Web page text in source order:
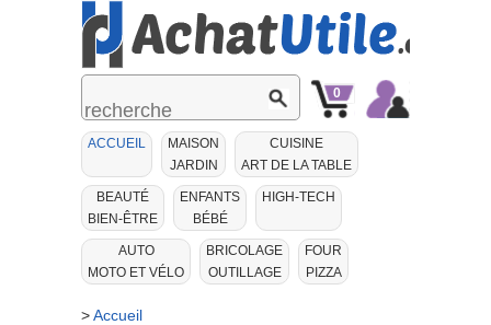
0
Mon
Panier
ACCUEIL
MAISON
JARDIN
CUISINE
ART DE LA TABLE
BEAUTÉ
BIEN-ÊTRE
ENFANTS
BÉBÉ
HIGH-TECH
AUTO
MOTO ET VÉLO
BRICOLAGE
OUTILLAGE
FOUR
PIZZA
>Accueil